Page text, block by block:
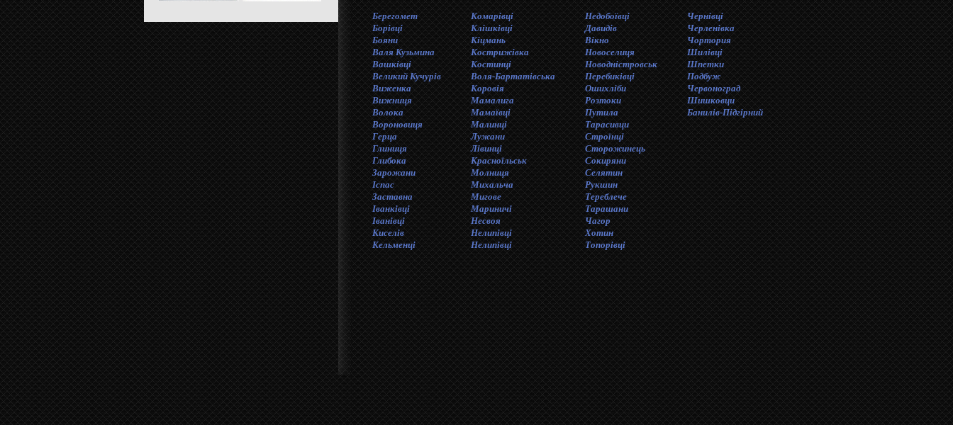
Берегомет
Борівці
Бояни
Валя Кузьмина
Вашківці
Великий Кучурів
Виженка
Вижниця
Волока
Вороновиця
Герца
Глиниця
Глибока
Зарожани
Iспас
Заставна
Іванківці
Іванiвцi
Киселів
Кельменці
Комарівці
Клішківці
Кiцмань
Кострижівка
Костинцi
Воля-Бартатівська
Коровія
Мамалига
Мамаївцi
Малинці
Лужани
Лівинці
Красноїльськ
Молниця
Михальча
Мигове
Мариничі
Несвоя
Нелипівці
Нелипівці
Недобоївці
Давидів
Вікно
Новоселиця
Новодністровськ
Перебиківці
Ошихліби
Розтоки
Путила
Тарасивци
Строїнці
Сторожинець
Сокиряни
Селятин
Рукшин
Тереблече
Тарашани
Чагор
Хотин
Топорівці
Чернівці
Черленівка
Чортория
Шилiвцi
Шпетки
Подбуж
Червоноград
Шишковци
Банилів-Підгірний